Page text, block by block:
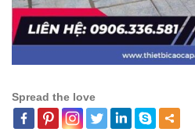
Spread the love